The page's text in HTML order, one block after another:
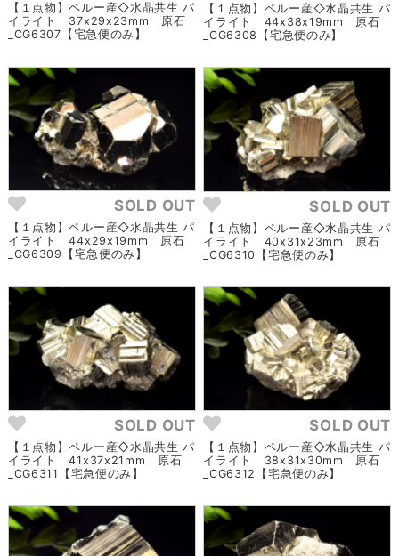
【１点物】ペルー産◇水晶共生 パ
イライト 37x29x23mm 原石
_CG6307【宅急便のみ】
【１点物】ペルー産◇水晶共生 パ
イライト 44x38x19mm 原石
_CG6308【宅急便のみ】
SOLD OUT
【１点物】ペルー産◇水晶共生 パ
イライト 44x29x19mm 原石
_CG6309【宅急便のみ】
SOLD OUT
【１点物】ペルー産◇水晶共生 パ
イライト 40x31x23mm 原石
_CG6310【宅急便のみ】
SOLD OUT
【１点物】ペルー産◇水晶共生 パ
イライト 41x37x21mm 原石
_CG6311【宅急便のみ】
SOLD OUT
【１点物】ペルー産◇水晶共生 パ
イライト 38x31x30mm 原石
_CG6312【宅急便のみ】